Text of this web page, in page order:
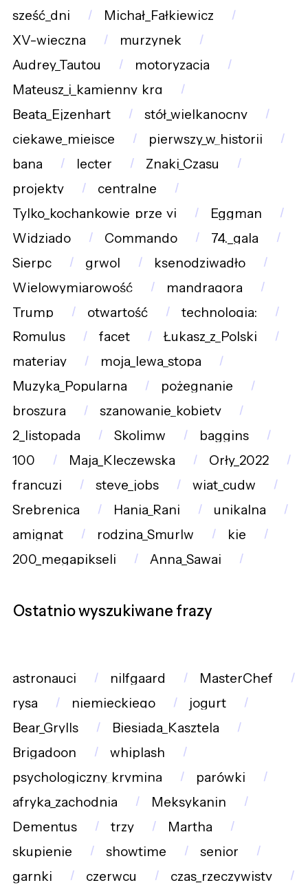
sześć_dni
Michał_Fałkiewicz
XV-wieczna
murzynek
Audrey_Tautou
motoryzacja
Mateusz_i_kamienny_krg
Beata_Ejzenhart
stół_wielkanocny
ciekawe_miejsce
pierwszy_w_historii
bana
lecter
Znaki_Czasu
projekty
centralne
Tylko_kochankowie_prze_yj
Eggman
Widziado
Commando
74._gala
Sierpc
grwol
ksenodziwadło
Wielowymiarowość
mandragora
Trump
otwartość
technologia:
Romulus
facet
Łukasz_z_Polski
materiay
moja_lewa_stopa
Muzyka_Popularna
pożegnanie
broszura
szanowanie_kobiety
2_listopada
Skolimw
baggins
100
Maja_Kleczewska
Orły_2022
francuzi
steve_jobs
wiat_cudw
Srebrenica
Hania_Rani
unikalna
amignat
rodzina_Smurlw
kie
200_megapikseli
Anna_Sawai
Ostatnio wyszukiwane frazy
astronauci nilfgaard
MasterChef
rysa
niemieckiego
jogurt
Bear_Grylls
Biesiada_Kasztela
Brigadoon
whiplash
psychologiczny_krymina
parówki
afryka_zachodnia
Meksykanin
Dementus
trzy
Martha
skupienie
showtime
senior
garnki
czerwcu
czas_rzeczywisty